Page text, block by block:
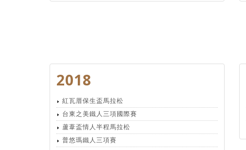
2018
紅瓦厝保生盃馬拉松
台東之美鐵人三項國際賽
蘆葦盃情人半程馬拉松
普悠瑪鐵人三項賽